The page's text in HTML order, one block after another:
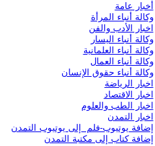
أخبار عامة
وكالة أنباء المرأة
اخبار الأدب والفن
وكالة أنباء اليسار
وكالة أنباء العلمانية
وكالة أنباء العمال
وكالة أنباء حقوق الإنسان
اخبار الرياضة
اخبار الاقتصاد
اخبار الطب والعلوم
اخبار التمدن
إضافة يوتيوب-فلم إلى يوتيوب التمدن
إضافة كتاب إلى مكتبة التمدن